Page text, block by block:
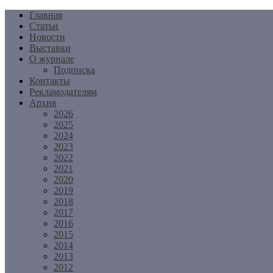
Перейти
содержимому
Главная
Статьи
Новости
Выставки
О журнале
Подписка
Контакты
Рекламодателям
Архив
2026
2025
2024
2023
2022
2021
2020
2019
2018
2017
2016
2015
2014
2013
2012